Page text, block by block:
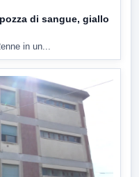
di sangue, giallo
in un...